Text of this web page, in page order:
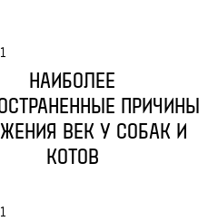
НАИБОЛЕЕ
ПРИЧИНЫ
ВЕК У СОБАК И
КОТОВ